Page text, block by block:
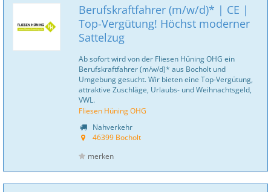
Berufskraftfahrer (m/w/d)* | CE |
Top-Vergütung! Höchst moderner
Sattelzug
Ab sofort wird von der Fliesen Hüning OHG ein
Berufskraftfahrer (m/w/d)* aus Bocholt und
Umgebung gesucht. Wir bieten eine Top-Vergütung,
attraktive Zuschläge, Urlaubs- und Weihnachtsgeld,
VWL.
Fliesen Hüning OHG
Nahverkehr
46399 Bocholt
merken